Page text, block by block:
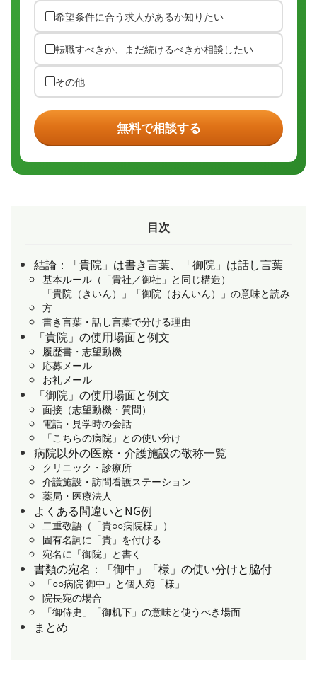
希望条件に合う求人があるか知りたい
転職すべきか、まだ続けるべきか相談したい
その他
無料で相談する
目次
結論：「貴院」は書き言葉、「御院」は話し言葉
基本ルール（「貴社／御社」と同じ構造）
「貴院（きいん）」「御院（おんいん）」の意味と読み
方
書き言葉・話し言葉で分ける理由
「貴院」の使用場面と例文
履歴書・志望動機
応募メール
お礼メール
「御院」の使用場面と例文
面接（志望動機・質問）
電話・見学時の会話
「こちらの病院」との使い分け
病院以外の医療・介護施設の敬称一覧
クリニック・診療所
介護施設・訪問看護ステーション
薬局・医療法人
よくある間違いとNG例
二重敬語（「貴○○病院様」）
固有名詞に「貴」を付ける
宛名に「御院」と書く
書類の宛名：「御中」「様」の使い分けと脇付
「○○病院 御中」と個人宛「様」
院長宛の場合
「御侍史」「御机下」の意味と使うべき場面
まとめ